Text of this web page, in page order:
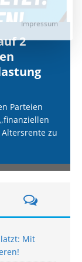
2
Parteien
zu
Mit